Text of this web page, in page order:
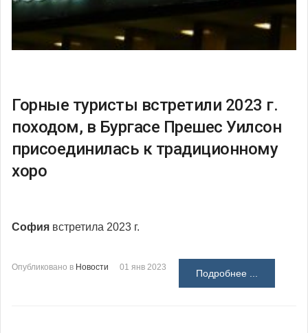
Горные туристы встретили 2023 г.
походом, в Бургасе Прешес Уилсон
присоединилась к традиционному
хоро
София встретила 2023 г.
Опубликовано в Новости 01 янв 2023
Подробнее ...